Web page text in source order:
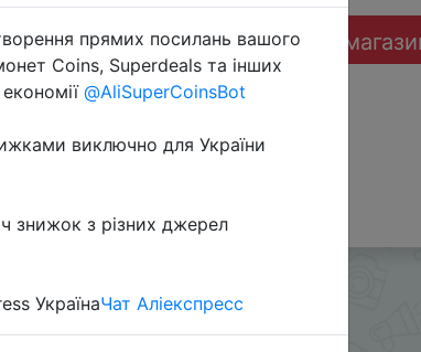
Перейти до
прямих посилань вашого
Coins, Superdeals та інших
@AliSuperCoinsBot
виключно для України
знижок з різних джерел
УкраїнаЧат Аліекспресс